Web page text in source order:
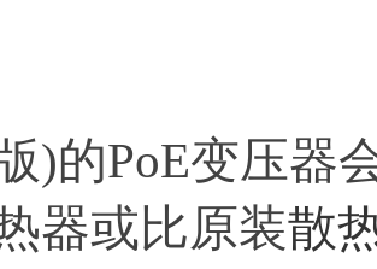
)的PoE变压器
器或比原装散